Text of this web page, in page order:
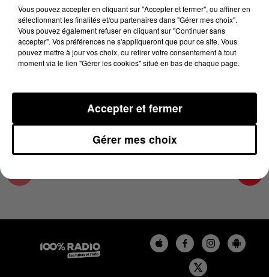
19 avril 2025 - 1 min 13 sec
L'AGENDA DU SUD TARN DU 19/04/2025 À
08H39
L'AGENDA DU SUD TARN
Vous pouvez accepter en cliquant sur "Accepter et fermer", ou affiner en
sélectionnant les finalités et/ou partenaires dans "Gérer mes choix".
Vous pouvez également refuser en cliquant sur "Continuer sans
accepter". Vos préférences ne s'appliqueront que pour ce site. Vous
pouvez mettre à jour vos choix, ou retirer votre consentement à tout
moment via le lien "Gérer les cookies" situé en bas de chaque page.
Gérer mes choix
Accepter et fermer